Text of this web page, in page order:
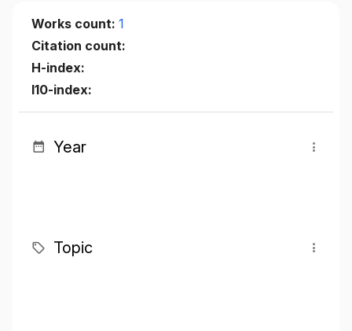
Works count: 1
Citation count:
H-index:
I10-index:
Year
Topic